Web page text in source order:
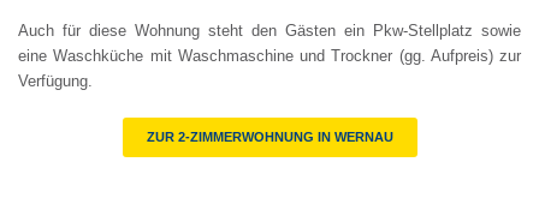
Auch für diese Wohnung steht den Gästen ein Pkw-Stellplatz sowie
eine Waschküche mit Waschmaschine und Trockner (gg. Aufpreis) zur
Verfügung.
ZUR 2-ZIMMERWOHNUNG IN WERNAU